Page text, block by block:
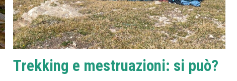
Trekking e mestruazioni: si può?